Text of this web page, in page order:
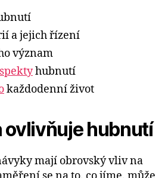
a jejich řízení
význam
hubnutí
každodenní život
ovlivňuje hubnutí
mají obrovský vliv na